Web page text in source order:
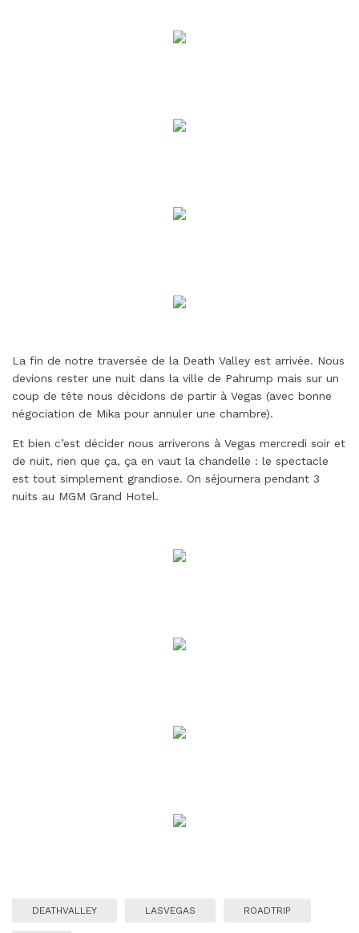
La fin de notre traversée de la Death Valley est arrivée. Nous
devions rester une nuit dans la ville de Pahrump mais sur un
coup de tête nous décidons de partir à Vegas (avec bonne
négociation de Mika pour annuler une chambre).
Et bien c’est décider nous arriverons à Vegas mercredi soir et
de nuit, rien que ça, ça en vaut la chandelle : le spectacle
est tout simplement grandiose. On séjournera pendant 3
nuits au MGM Grand Hotel.
DEATHVALLEY LASVEGAS ROADTRIP